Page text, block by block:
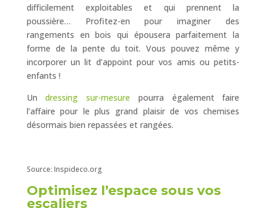
difficilement exploitables et qui prennent la
poussière… Profitez-en pour imaginer des
rangements en bois qui épousera parfaitement la
forme de la pente du toit. Vous pouvez même y
incorporer un lit d’appoint pour vos amis ou petits-
enfants !
Undressing sur-mesure pourra également faire
l’affaire pour le plus grand plaisir de vos chemises
désormais bien repassées et rangées.
Source: Inspideco.org
Optimisez l’espace sous vos
escaliers